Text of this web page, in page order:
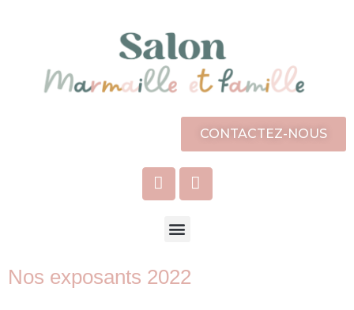
CONTACTEZ-NOUS
Nos exposants 2022